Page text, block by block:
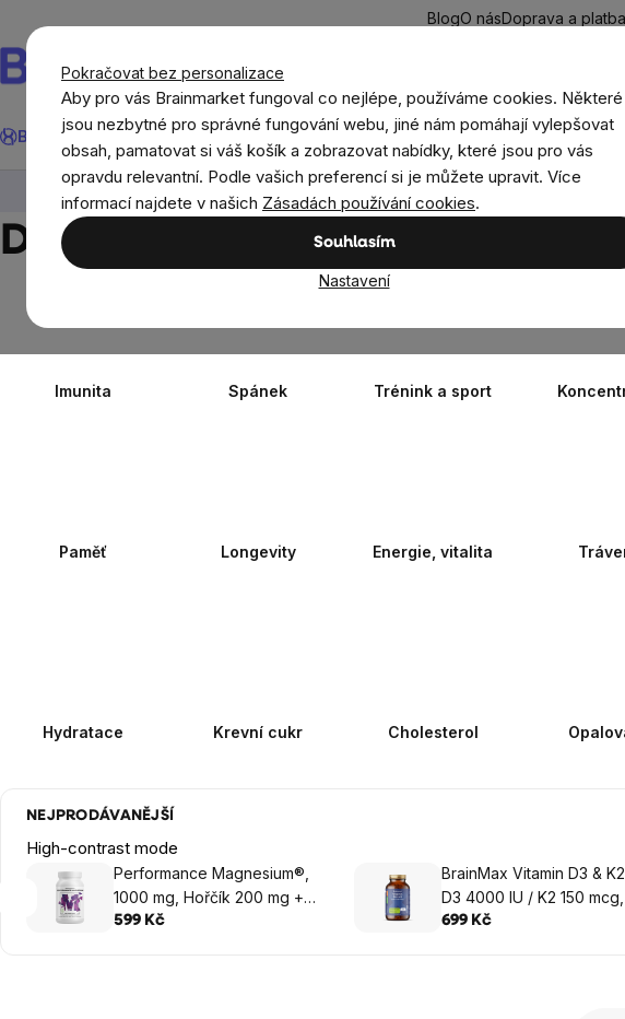
Pokračovat bez personalizace
Aby pro vás Brainmarket fungoval co nejlépe, používáme cookies. Některé
jsou nezbytné pro správné fungování webu, jiné nám pomáhají vylepšovat
obsah, pamatovat si váš košík a zobrazovat nabídky, které jsou pro vás
opravdu relevantní. Podle vašich preferencí si je můžete upravit. Více
informací najdete v našich Zásadách používání cookies.
Souhlasím
Nastavení
obsah
BlogO násDoprava a platba
Hledat
BrainMax® Léto Ušetři CíleDoplňky stravy a výživaNovinkyMužiŽenyDěti
Cíle
Doplňky stravy podle cíle ,
Imunita Spánek Trénink a sport
Paměť Longevity Energie, vitalita
Hydratace Krevní cukr Cholesterol
NEJPRODÁVANĚJŠÍ
High-contrast mode
Performance Magnesium®,
1000 mg, Hořčík 200 mg +
Vitamín B6 P5P, 100 vegan
599 Kč
BrainMax Vitamin D3 &
D3 4000 IU / K2 150 mcg,
rostlinných kapslí
699 Kč